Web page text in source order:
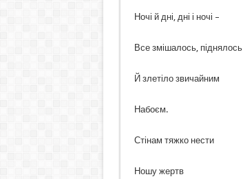
Ночі й дні, дні і ночі –
Все змішалось, піднялось
Й злетіло звичайним
Набоєм.
Стінам тяжко нести
Ношу жертв